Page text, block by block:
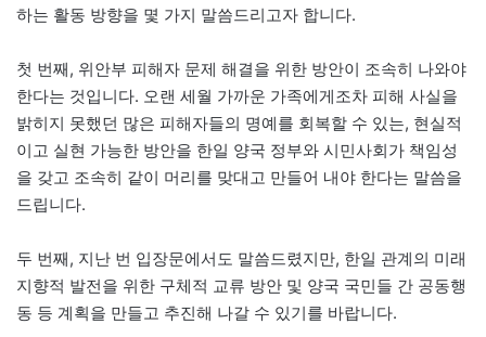
하는 활동 방향을 몇 가지 말씀드리고자 합니다.
첫 번째, 위안부 피해자 문제 해결을 위한 방안이 조속히 나와야
한다는 것입니다. 오랜 세월 가까운 가족에게조차 피해 사실을
밝히지 못했던 많은 피해자들의 명예를 회복할 수 있는, 현실적
이고 실현 가능한 방안을 한일 양국 정부와 시민사회가 책임성
을 갖고 조속히 같이 머리를 맞대고 만들어 내야 한다는 말씀을
드립니다.
두 번째, 지난 번 입장문에서도 말씀드렸지만, 한일 관계의 미래
지향적 발전을 위한 구체적 교류 방안 및 양국 국민들 간 공동행
동 등 계획을 만들고 추진해 나갈 수 있기를 바랍니다.